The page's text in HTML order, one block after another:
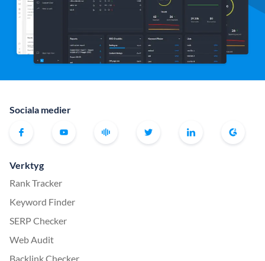
Sociala medier
Verktyg
Rank Tracker
Keyword Finder
SERP Checker
Web Audit
Backlink Checker